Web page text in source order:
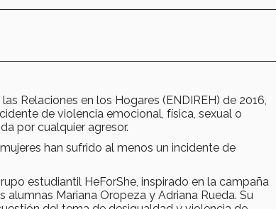
Relaciones en los Hogares (ENDIREH) de 2016,
de violencia emocional, física, sexual o
por cualquier agresor.
han sufrido al menos un incidente de
estudiantil HeForShe, inspirado en la campaña
Mariana Oropeza y Adriana Rueda. Su